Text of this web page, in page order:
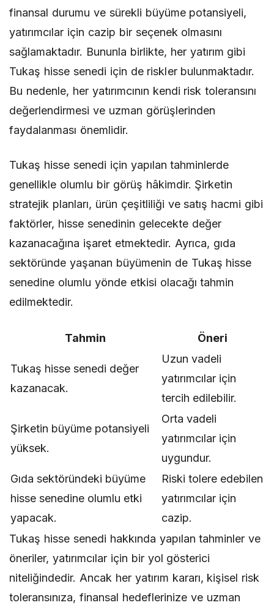
finansal durumu ve sürekli büyüme potansiyeli,
yatırımcılar için cazip bir seçenek olmasını
sağlamaktadır. Bununla birlikte, her yatırım gibi
Tukaş hisse senedi için de riskler bulunmaktadır.
Bu nedenle, her yatırımcının kendi risk toleransını
değerlendirmesi ve uzman görüşlerinden
faydalanması önemlidir.
Tukaş hisse senedi için yapılan tahminlerde
genellikle olumlu bir görüş hâkimdir. Şirketin
stratejik planları, ürün çeşitliliği ve satış hacmi gibi
faktörler, hisse senedinin gelecekte değer
kazanacağına işaret etmektedir. Ayrıca, gıda
sektöründe yaşanan büyümenin de Tukaş hisse
senedine olumlu yönde etkisi olacağı tahmin
edilmektedir.
Tahmin Öneri
Tukaş hisse senedi değer
kazanacak.
Uzun vadeli
yatırımcılar için
tercih edilebilir.
Şirketin büyüme potansiyeli
yüksek.
Orta vadeli
yatırımcılar için
uygundur.
Gıda sektöründeki büyüme
hisse senedine olumlu etki
yapacak.
Riski tolere edebilen
yatırımcılar için
cazip.
Tukaş hisse senedi hakkında yapılan tahminler ve
öneriler, yatırımcılar için bir yol gösterici
niteliğindedir. Ancak her yatırım kararı, kişisel risk
toleransınıza, finansal hedeflerinize ve uzman